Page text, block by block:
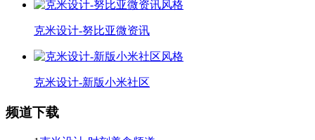
克米设计-努比亚微资讯
克米设计-新版小米社区
频道下载